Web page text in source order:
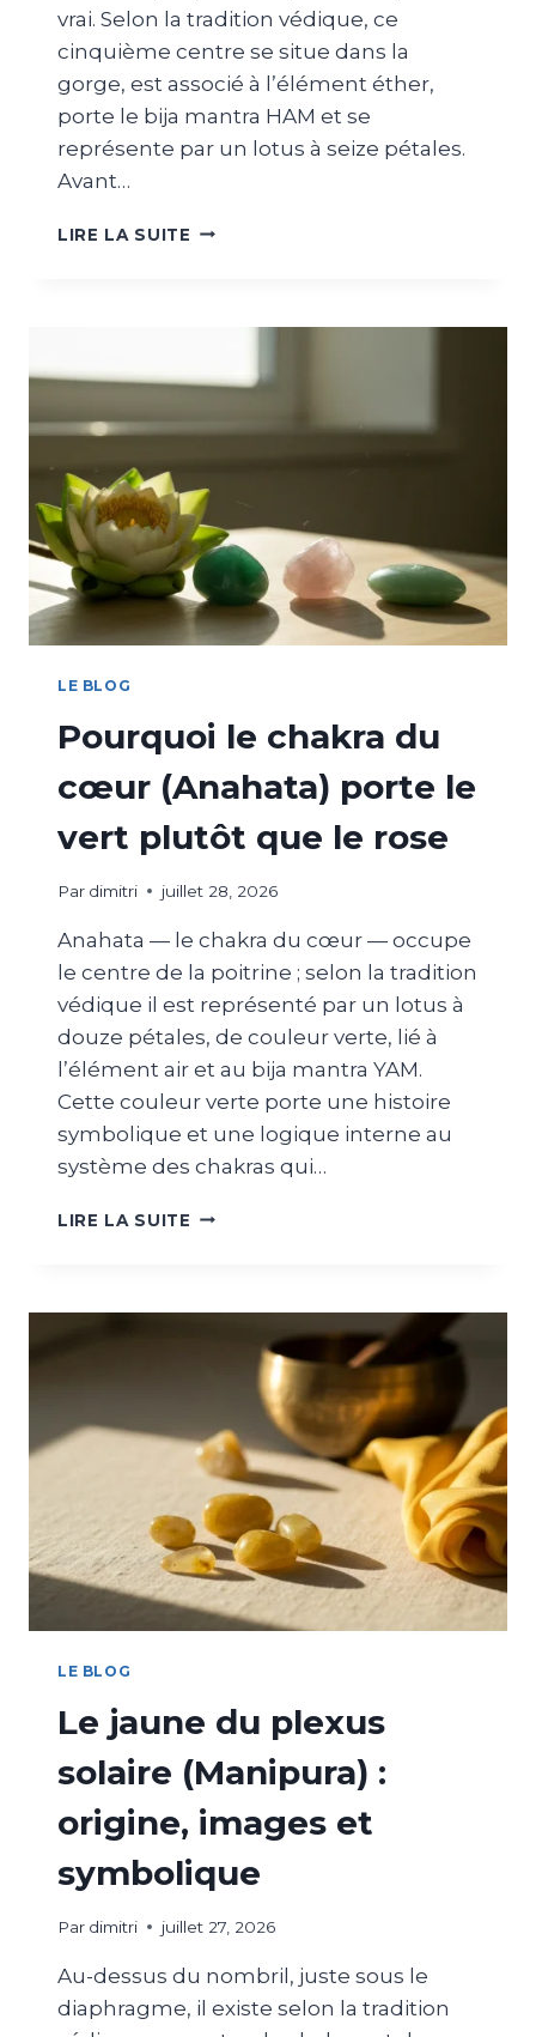
vrai. Selon la tradition védique, ce
cinquième centre se situe dans la
gorge, est associé à l’élément éther,
porte le bija mantra HAM et se
représente par un lotus à seize pétales.
Avant…
LIRE LA SUITE
LE BLOG
Pourquoi le chakra du
cœur (Anahata) porte le
vert plutôt que le rose
Par dimitri juillet 28, 2026
Anahata — le chakra du cœur — occupe
le centre de la poitrine ; selon la tradition
védique il est représenté par un lotus à
douze pétales, de couleur verte, lié à
l’élément air et au bija mantra YAM.
Cette couleur verte porte une histoire
symbolique et une logique interne au
système des chakras qui…
LIRE LA SUITE
LE BLOG
Le jaune du plexus
solaire (Manipura) :
origine, images et
symbolique
Par dimitri juillet 27, 2026
Au-dessus du nombril, juste sous le
diaphragme, il existe selon la tradition